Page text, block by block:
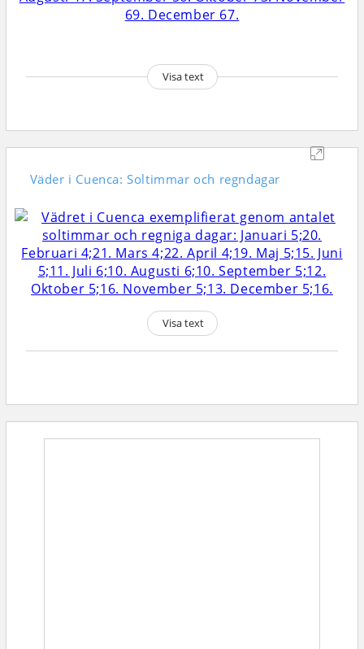
Visa text
Väder i Cuenca: Soltimmar och regndagar
Visa text